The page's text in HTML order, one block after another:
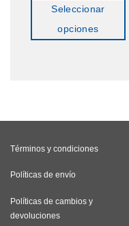
Seleccionar
opciones
variantes.
pueden
Términos y condiciones
Políticas de envío
Políticas de cambios y
devoluciones